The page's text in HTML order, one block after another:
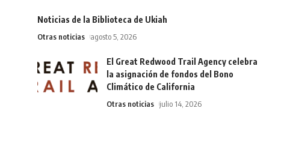
Noticias de la Biblioteca de Ukiah
Otras noticias agosto 5, 2026
El Great Redwood Trail Agency celebra
la asignación de fondos del Bono
Climático de California
Otras noticias julio 14, 2026